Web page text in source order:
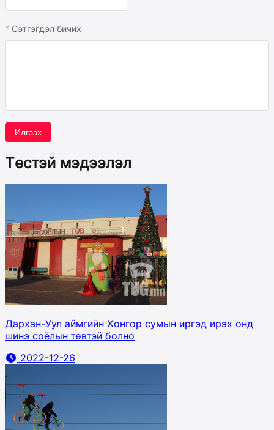
Сэтгэгдэл бичих
Илгээх
Төстэй мэдээлэл
Дархан-Уул аймгийн Хонгор сумын иргэд ирэх онд
шинэ соёлын төвтэй болно
2022-12-26